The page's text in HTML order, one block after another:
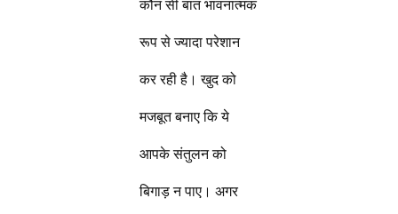
कौन सी बात भावनात्मक
रूप से ज्यादा परेशान
कर रही है। खुद को
मजबूत बनाए कि ये
आपके संतुलन को
बिगाड़ न पाए। अगर